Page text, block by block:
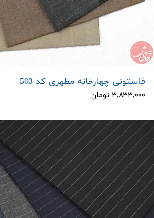
فاستونی چهارخانه مطهری کد 503
۳,۸۳۳,۰۰۰ تومان